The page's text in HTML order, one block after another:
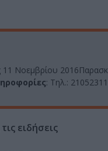
11 Νοεμβρίου
: Τηλ.:
ειδήσεις